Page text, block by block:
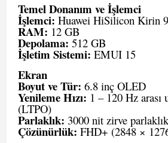
Temel Donanım ve İşlemci
İşlemci: Huawei HiSilicon Kirin
RAM: 12 GB
Depolama: 512 GB
İşletim Sistemi: EMUI 15
Ekran
Boyut ve Tür: 6.8 inç OLED
Yenileme Hızı: 1 – 120 Hz arası
(LTPO)
Parlaklık: 3000 nit zirve parlaklık
Çözünürlük: FHD+ (2848 ×